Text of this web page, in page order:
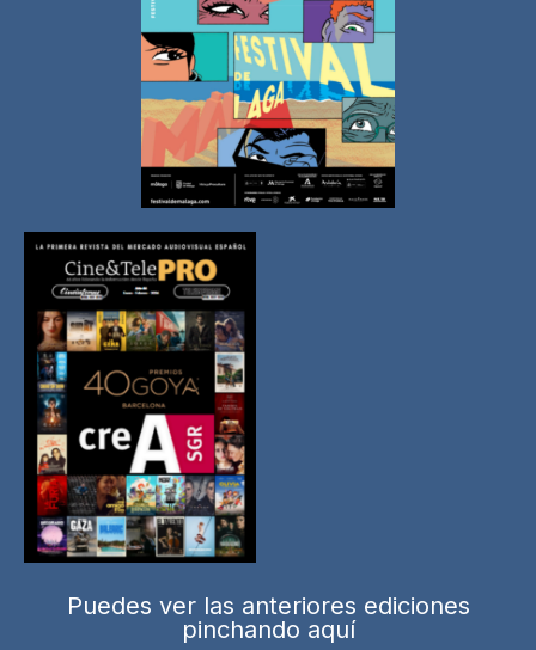
Puedes ver las anteriores ediciones
pinchando aquí